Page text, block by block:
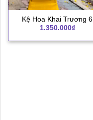
Kệ Hoa Khai Trương 6
1.350.000₫